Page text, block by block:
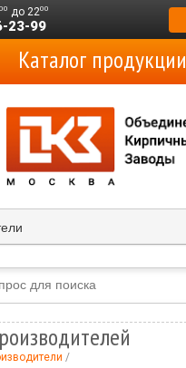
00 до 2200
23-99
Каталог продукции